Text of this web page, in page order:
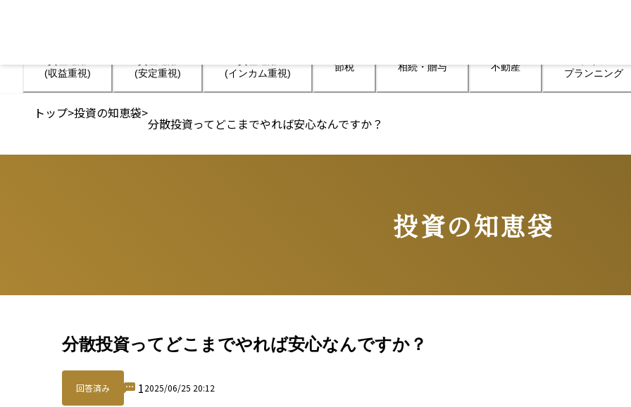
(収益重視)
(安定重視)
(インカム重視)
節税 相続・贈与 不動産
プランニング
トップ>投資の知恵袋>
分散投資ってどこまでやれば安心なんですか？
投資の知恵袋
分散投資ってどこまでやれば安心なんですか？
回答済み 12025/06/25 20:12